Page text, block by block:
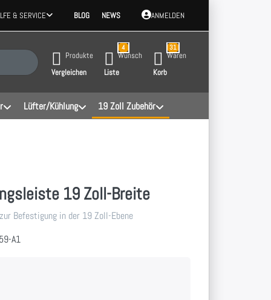
& SERVICE BLOG NEWS ANMELDEN
Drücken Sie die Eingabetaste, um alle Ergebnisse aufzurufen.
Produkte
Vergleichen
4
Wunsch
Liste
31
Waren
Korb
Lüfter/Kühlung 19 Zoll Zubehör
19 Zoll-Breite
Befestigung in der 19 Zoll-Ebene
A1